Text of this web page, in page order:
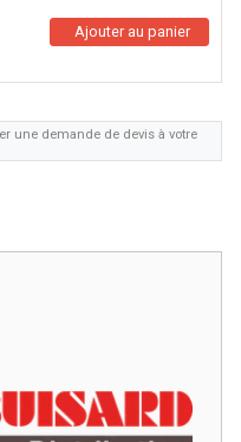
une demande de devis à votre
Ajouter au panier